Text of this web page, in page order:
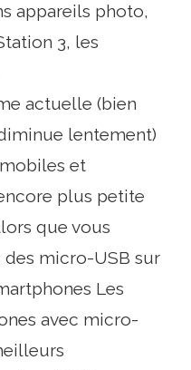
appareils photo,
3, les
actuelle (bien
lentement)
et
plus petite
que vous
micro-USB sur
Les
avec micro-